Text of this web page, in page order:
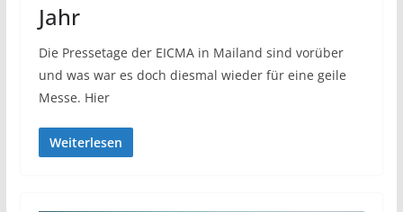
Jahr
Die Pressetage der EICMA in Mailand sind vorüber
und was war es doch diesmal wieder für eine geile
Messe. Hier
Weiterlesen